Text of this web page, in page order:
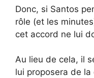
Donc, si Santos
rôle (et les
cet accord ne lui
Au lieu de cela, il
lui proposera de